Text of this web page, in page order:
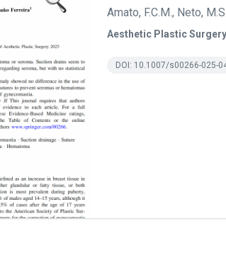
Amato, F.C.M., Neto,
Aesthetic Plastic Surgery
DOI: 10.1007/s00266-025-